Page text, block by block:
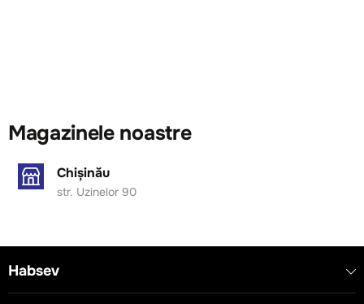
Magazinele noastre
Chișinău
str. Uzinelor 90
Habsev